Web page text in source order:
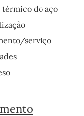
térmico do aço
serviço